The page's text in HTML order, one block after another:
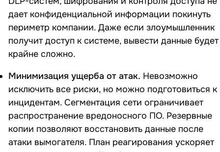
дает конфиденциальной информации покинуть
периметр компании. Даже если злоумышленник
получит доступ к системе, вывести данные будет
крайне сложно.
Минимизация ущерба от атак. Невозможно
исключить все риски, но можно подготовиться к
инцидентам. Сегментация сети ограничивает
распространение вредоносного ПО. Резервные
копии позволяют восстановить данные после
атаки вымогателя. План реагирования ускоряет